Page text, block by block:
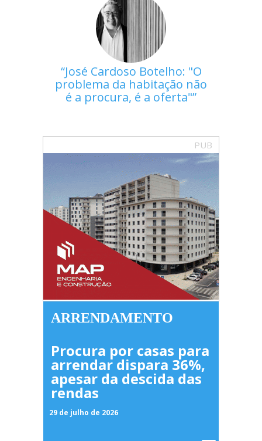
José Cardoso Botelho: "O
problema da habitação não
é a procura, é a oferta"
PUB
ARRENDAMENTO
Procura por casas para
arrendar dispara 36%,
apesar da descida das
rendas
29 de julho de 2026